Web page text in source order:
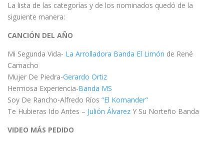
La lista de las categorías y de los nominados quedó de la
siguiente manera:
CANCIÓN DEL AÑO
Mi Segunda Vida- La Arrolladora Banda El Limón de René
Camacho
Mujer De Piedra-Gerardo Ortiz
Hermosa Experiencia-Banda MS
Soy De Rancho-Alfredo Ríos “El Komander”
Te Hubieras Ido Antes – Julión Álvarez Y Su Norteño Banda
VIDEO MÁS PEDIDO